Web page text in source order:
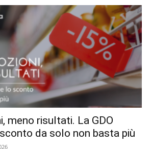
meno risultati. La GDO
da solo non basta più